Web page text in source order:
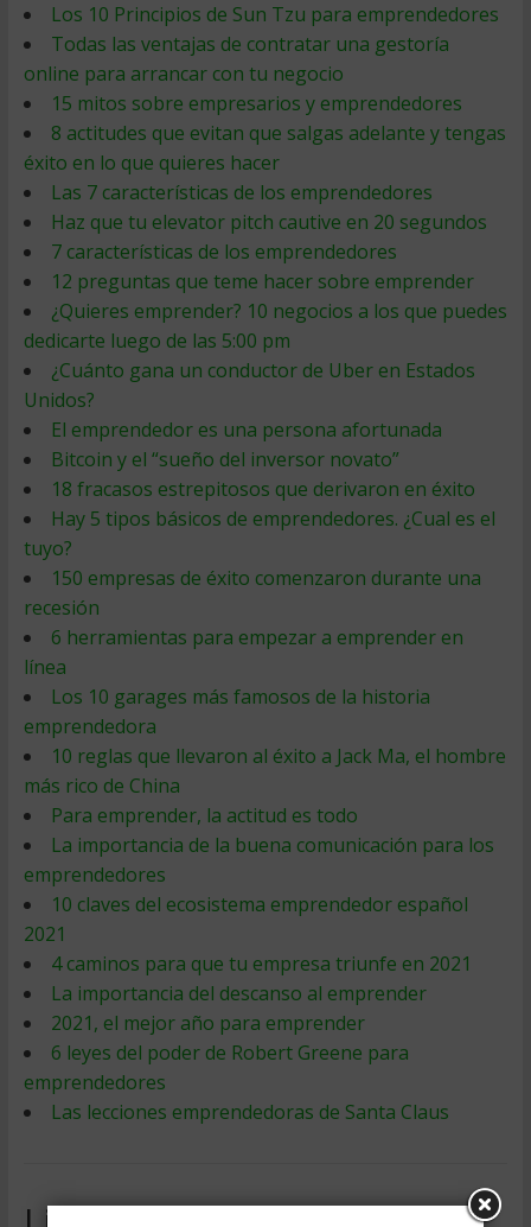
Los 10 Principios de Sun Tzu para emprendedores
Todas las ventajas de contratar una gestoría
online para arrancar con tu negocio
15 mitos sobre empresarios y emprendedores
8 actitudes que evitan que salgas adelante y tengas
éxito en lo que quieres hacer
Las 7 características de los emprendedores
Haz que tu elevator pitch cautive en 20 segundos
7 características de los emprendedores
12 preguntas que teme hacer sobre emprender
¿Quieres emprender? 10 negocios a los que puedes
dedicarte luego de las 5:00 pm
¿Cuánto gana un conductor de Uber en Estados
Unidos?
El emprendedor es una persona afortunada
Bitcoin y el “sueño del inversor novato”
18 fracasos estrepitosos que derivaron en éxito
Hay 5 tipos básicos de emprendedores. ¿Cual es el
tuyo?
150 empresas de éxito comenzaron durante una
recesión
6 herramientas para empezar a emprender en
línea
Los 10 garages más famosos de la historia
emprendedora
10 reglas que llevaron al éxito a Jack Ma, el hombre
más rico de China
Para emprender, la actitud es todo
La importancia de la buena comunicación para los
emprendedores
10 claves del ecosistema emprendedor español
2021
4 caminos para que tu empresa triunfe en 2021
La importancia del descanso al emprender
2021, el mejor año para emprender
6 leyes del poder de Robert Greene para
emprendedores
Las lecciones emprendedoras de Santa Claus